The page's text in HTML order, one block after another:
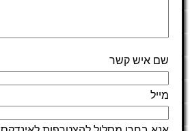
שם איש קשר
מייל